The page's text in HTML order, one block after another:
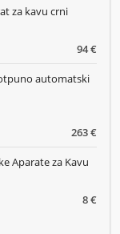
94 €
za kavu crni
263 €
automatski
8 €
Aparate za Kavu